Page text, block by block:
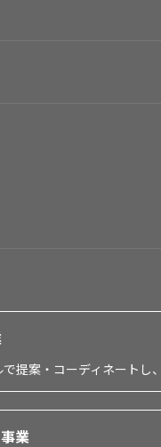
提案・コーディネート
業